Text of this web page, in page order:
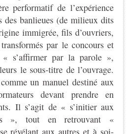
performatif de l’expérience
des banlieues (de milieux dits
immigrée, fils d’ouvriers,
par le concours et
« s’affirmer par la parole »,
le sous-titre de l’ouvrage.
un manuel destiné aux
devant prendre en
Il s’agit de « s’initier aux
», tout en retrouvant «
révélant aux autres et à soi-